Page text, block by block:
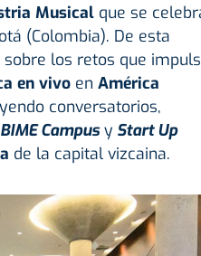
Musical que se
(Colombia). De esta
los retos que
en vivo en América
conversatorios,
BIME Campusy Start Up
de la capital vizcaina.